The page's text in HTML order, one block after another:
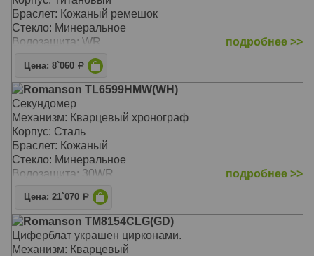
Браслет: Кожаный ремешок
Стекло: Минеральное
Водозащита: WR
подробнее >>
Цена: 8`060 Р
Romanson TL6599HMW(WH)
Секундомер
Механизм: Кварцевый хронограф
Корпус: Сталь
Браслет: Кожаный
Стекло: Минеральное
Водозащита: 30WR
подробнее >>
Цена: 21`070 Р
Romanson TM8154CLG(GD)
Циферблат украшен цирконами.
Механизм: Кварцевый